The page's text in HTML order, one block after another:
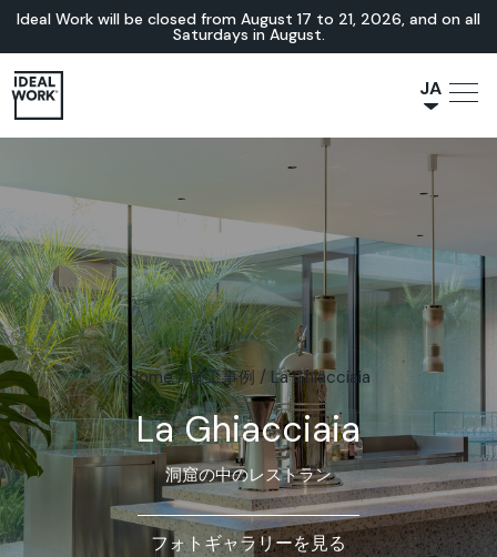
Ideal Work will be closed from August 17 to 21, 2026, and on all
Saturdays in August.
JA
FR
ES
DE
Home/施工事例 / La Ghiacciaia
La Ghiacciaia
洞窟の中のレストラン
フォトギャラリーを見る